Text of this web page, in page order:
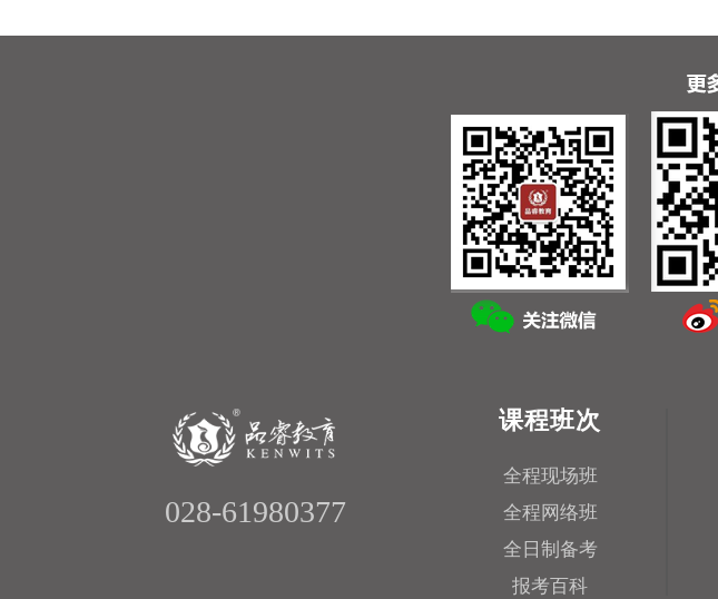
028-61980377
课程班次
全程现场班
全程网络班
全日制备考
报考百科